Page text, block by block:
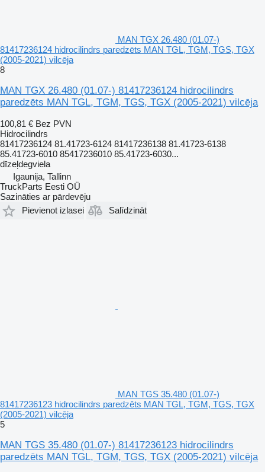
MAN TGX 26.480 (01.07-)
81417236124 hidrocilindrs paredzēts MAN TGL, TGM, TGS, TGX
(2005-2021) vilcēja
8
MAN TGX 26.480 (01.07-) 81417236124 hidrocilindrs
paredzēts MAN TGL, TGM, TGS, TGX (2005-2021) vilcēja
100,81 € Bez PVN
Hidrocilindrs
81417236124 81.41723-6124 81417236138 81.41723-6138
85.41723-6010 85417236010 85.41723-6030...
dīzeļdegviela
Igaunija, Tallinn
TruckParts Eesti OÜ
Sazināties ar pārdevēju
Pievienot izlasei
Salīdzināt
MAN TGS 35.480 (01.07-)
81417236123 hidrocilindrs paredzēts MAN TGL, TGM, TGS, TGX
(2005-2021) vilcēja
5
MAN TGS 35.480 (01.07-) 81417236123 hidrocilindrs
paredzēts MAN TGL, TGM, TGS, TGX (2005-2021) vilcēja